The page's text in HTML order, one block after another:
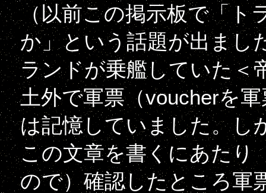
（以前この掲示板で「ト
か」という話題が出まし
ランドが乗艦していた＜
土外で軍票（voucherを
は記憶していました。し
この文章を書くにあたり
ので）確認したところ軍